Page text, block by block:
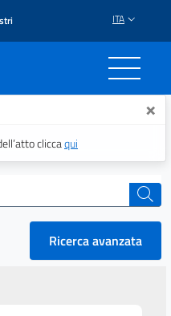
ITA
portale ×
cliccaqui
cerca
Ricerca avanzata